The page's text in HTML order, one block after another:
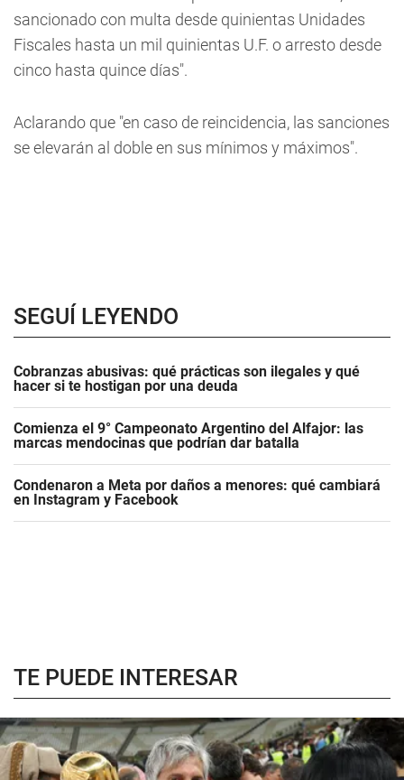
sancionado con multa desde quinientas Unidades
Fiscales hasta un mil quinientas U.F. o arresto desde
cinco hasta quince días".
Aclarando que "en caso de reincidencia, las sanciones
se elevarán al doble en sus mínimos y máximos".
SEGUÍ LEYENDO
Cobranzas abusivas: qué prácticas son ilegales y qué
hacer si te hostigan por una deuda
Comienza el 9° Campeonato Argentino del Alfajor: las
marcas mendocinas que podrían dar batalla
Condenaron a Meta por daños a menores: qué cambiará
en Instagram y Facebook
TE PUEDE INTERESAR